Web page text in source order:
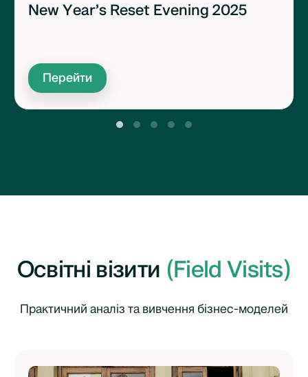
New Year’s Reset Evening 2025
Перейти
Освітні візити (Field Visits)
Практичний аналіз та вивчення бізнес-моделей